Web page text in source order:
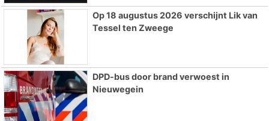
Op 18 augustus 2026 verschijnt Lik van
Tessel ten Zweege
DPD-bus door brand verwoest in
Nieuwegein